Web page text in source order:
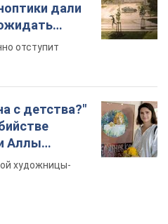
дали
отступит
с детства?"
Аллы
Стуса и
пятью
художницы-